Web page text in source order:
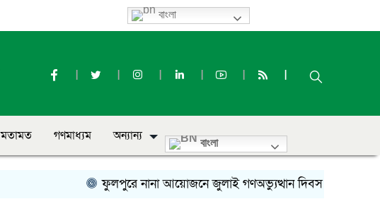
বাংলা
মতামত গণমাধ্যম অন্যান্য বাংলা
ফুলপুরে নানা আয়োজনে জুলাই গণঅভ্যুত্থান দিবস পালিত